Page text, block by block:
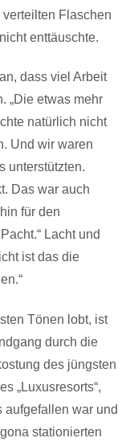
Flaschen
enttäuschte.
dass viel Arbeit
„Die etwas mehr
natürlich nicht
Und wir waren
unterstützten.
Das war auch
für den
Lacht und
ist das die
Tönen lobt, ist
durch die
des jüngsten
„Luxusresorts“,
aufgefallen war und
stationierten